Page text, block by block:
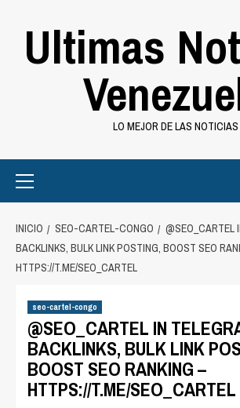
Ultimas
LO MEJOR DE LAS NOTICIAS
Menu
INICIO SEO-CARTEL-CONGO
@SEO_CARTEL
BACKLINKS, BULK LINK POSTING, BOOST SEO
HTTPS://T.ME/SEO_CARTEL
seo-cartel-congo
@SEO_CARTEL IN
BACKLINKS, BULK LINK
BOOST SEO RANKING –
HTTPS://T.ME/SEO_CARTEL